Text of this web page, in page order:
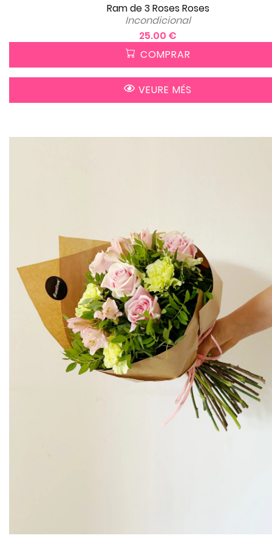
Ram de 3 Roses Roses
Incondicional
25.00 €
COMPRAR
VEURE MÉS